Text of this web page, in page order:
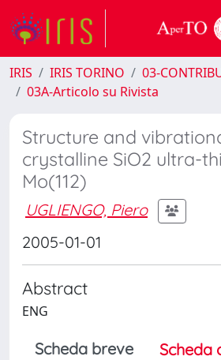
IRIS IRIS TORINO
03-
03A-Articolo su Rivista
Structure and
crystalline SiO2 ultra-
Mo(112)
UGLIENGO, Piero
2005-01-01
Abstract
ENG
Scheda breve
Scheda